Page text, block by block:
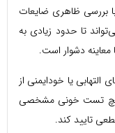
بررسی ظاهری ضایعات
تا حدود زیادی به
دشوار است.
یا خودایمنی از
هیچ تست خونی مشخصی
تایید کند.